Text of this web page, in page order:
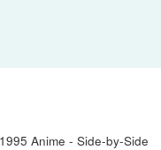
Anime - Side-by-Side